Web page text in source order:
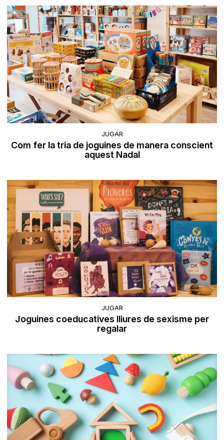
JUGAR
Com fer la tria de joguines de manera conscient
aquest Nadal
JUGAR
Joguines coeducatives lliures de sexisme per
regalar